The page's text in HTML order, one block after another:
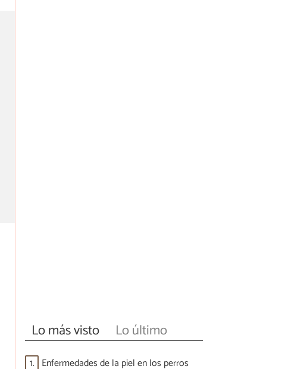
Lo más visto Lo último
1. Enfermedades de la piel en los perros